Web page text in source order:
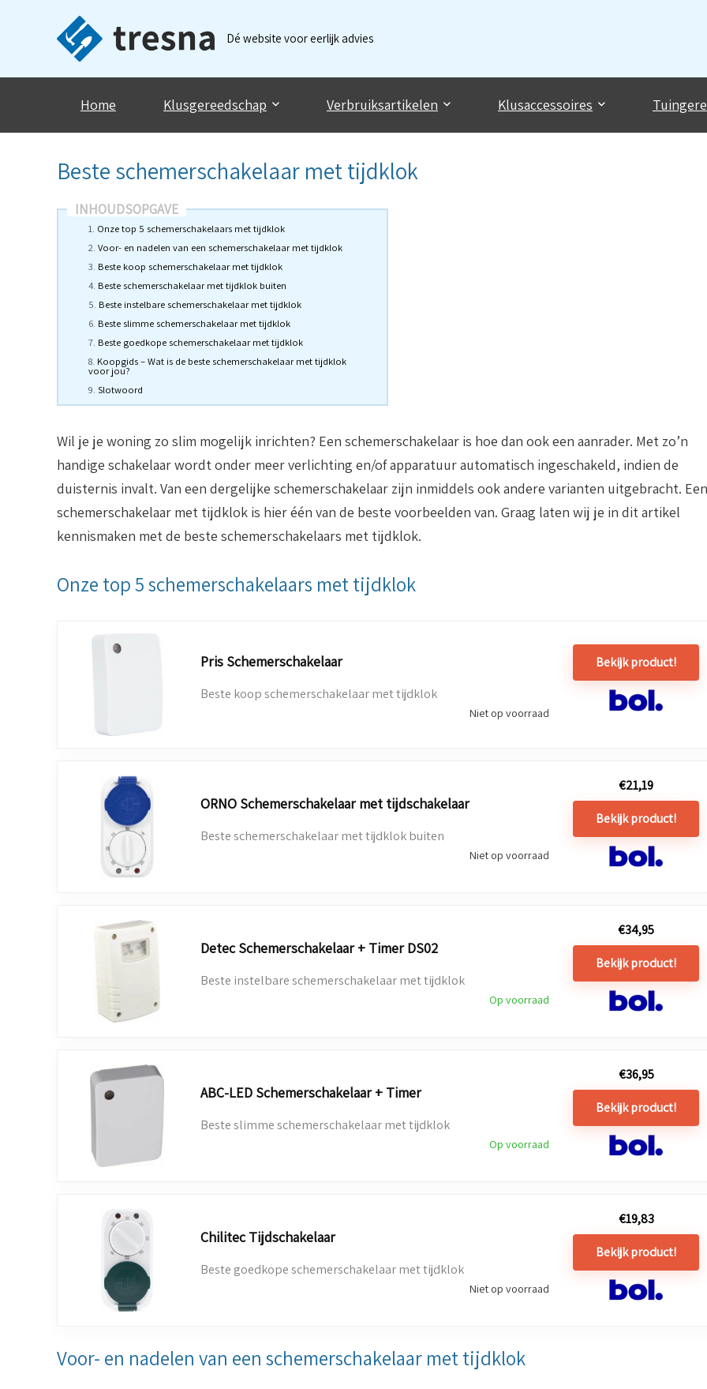
Dé website voor eerlijk advies
Home Klusgereedschap Verbruiksartikelen Klusaccessoires
Beste schemerschakelaar met tijdklok
INHOUDSOPGAVE
Onze top 5 schemerschakelaars met tijdklok
Voor- en nadelen van een schemerschakelaar met tijdklok
Beste koop schemerschakelaar met tijdklok
Beste schemerschakelaar met tijdklok buiten
Beste instelbare schemerschakelaar met tijdklok
Beste slimme schemerschakelaar met tijdklok
Beste goedkope schemerschakelaar met tijdklok
Koopgids – Wat is de beste schemerschakelaar met tijdklok
voor jou?
Slotwoord
Wil je je woning zo slim mogelijk inrichten? Een schemerschakelaar is hoe dan ook een aanrader. Met zo’n
handige schakelaar wordt onder meer verlichting en/of apparatuur automatisch ingeschakeld, indien de
duisternis invalt. Van een dergelijke schemerschakelaar zijn inmiddels ook andere varianten uitgebracht. Een
schemerschakelaar met tijdklok is hier één van de beste voorbeelden van. Graag laten wij je in dit artikel
kennismaken met de beste schemerschakelaars met tijdklok.
Onze top 5 schemerschakelaars met tijdklok
Pris Schemerschakelaar
Beste koop schemerschakelaar met tijdklok
Niet op voorraad
Bekijk product!
ORNO Schemerschakelaar met tijdschakelaar
Beste schemerschakelaar met tijdklok buiten
Niet op voorraad
€21,19
Bekijk product!
Detec Schemerschakelaar + Timer DS02
Beste instelbare schemerschakelaar met tijdklok
Op voorraad
€34,95
Bekijk product!
ABC-LED Schemerschakelaar + Timer
Beste slimme schemerschakelaar met tijdklok
Op voorraad
€36,95
Bekijk product!
Chilitec Tijdschakelaar
Beste goedkope schemerschakelaar met tijdklok
Niet op voorraad
€19,83
Bekijk product!
Voor- en nadelen van een schemerschakelaar met tijdklok